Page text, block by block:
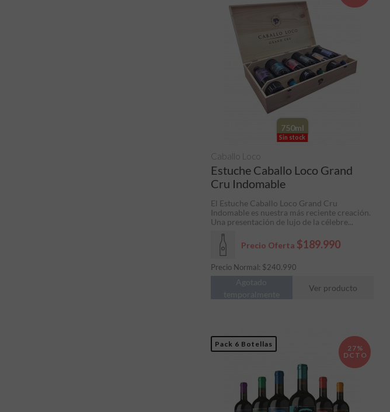
750ml
Sin stock
Estuche Caballo Loco Grand
Cru Indomable
Precio Oferta $189.990
Precio Normal: $240.990
Caballo Loco
El Estuche Caballo Loco Grand Cru
Indomable es nuestra más reciente creación.
Una presentación de lujo de la célebre...
Agotado
temporalmente
Ver producto
Pack 6 Botellas
27%
DCTO